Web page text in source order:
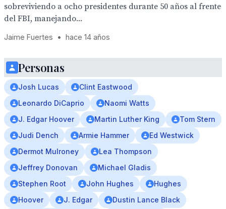
sobreviviendo a ocho presidentes durante 50 años al frente
del FBI, manejando...
Jaime Fuertes • hace 14 años
Personas
Josh Lucas
Clint Eastwood
Leonardo DiCaprio
Naomi Watts
J. Edgar Hoover
Martin Luther King
Tom Stern
Judi Dench
Armie Hammer
Ed Westwick
Dermot Mulroney
Lea Thompson
Jeffrey Donovan
Michael Gladis
Stephen Root
John Hughes
Hughes
Hoover
J. Edgar
Dustin Lance Black